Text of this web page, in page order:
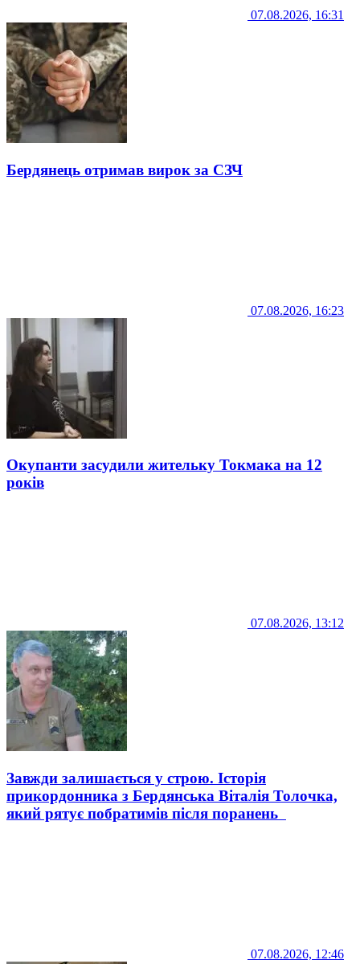
07.08.2026, 16:31
Бердянець отримав вирок за СЗЧ
07.08.2026, 16:23
Окупанти засудили жительку Токмака на 12
років
07.08.2026, 13:12
Завжди залишається у строю. Історія
прикордонника з Бердянська Віталія Толочка,
який рятує побратимів після поранень
07.08.2026, 12:46